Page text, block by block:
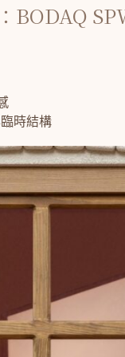
BODAQ
時結構